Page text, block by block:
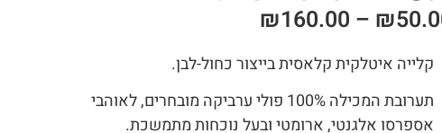
₪
–
₪160.00
קלייה איטלקית קלאסית בייצור כחול-לבן.
תערובת המכילה 100% פולי ערביקה מובחרים, לאוהבי
אספרסו אלגנטי, ארומטי ובעל נוכחות מתמשכת.